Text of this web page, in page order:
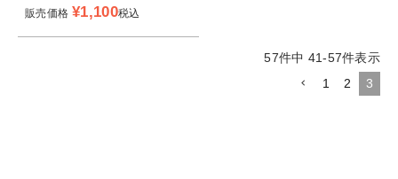
販売価格 ¥1,100税込
57件中 41-57件表示
1
2 3